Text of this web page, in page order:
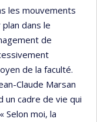
les mouvements
dans le
de
de la faculté.
Claude Marsan
un cadre de vie qui
Selon moi, la